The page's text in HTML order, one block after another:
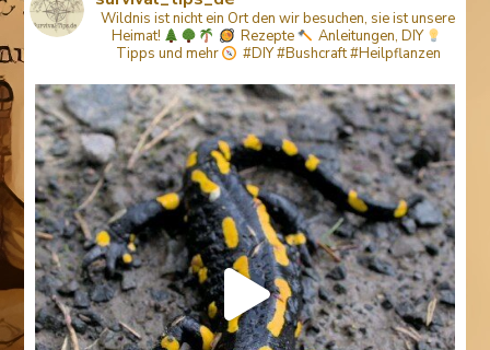
Wildnis ist nicht ein Ort den wir besuchen, sie ist unsere
Heimat!
Rezepte
Anleitungen, DIY
Tipps und mehr #DIY #Bushcraft #Heilpflanzen